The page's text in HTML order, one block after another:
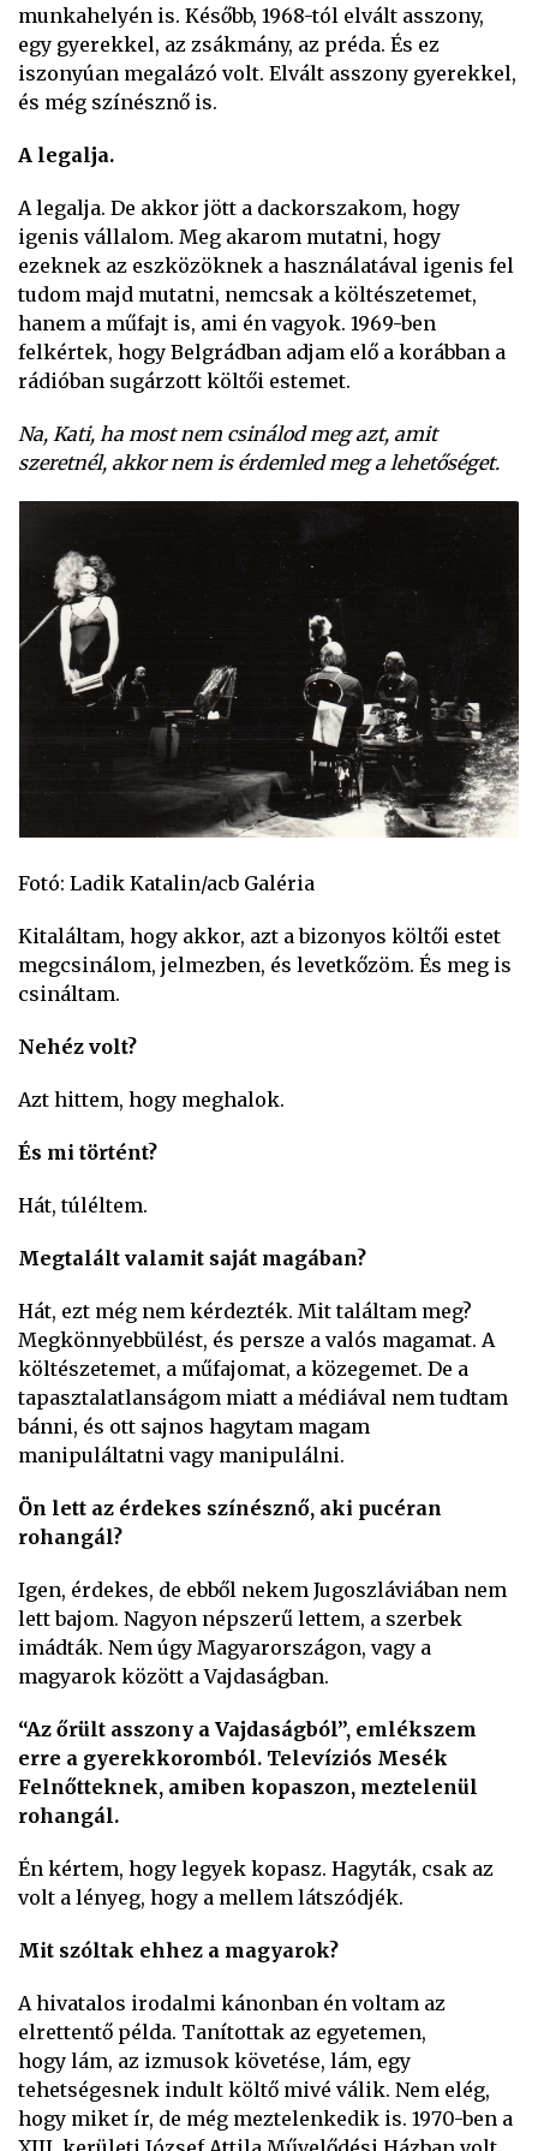
munkahelyén is. Később, 1968-tól elvált asszony,
egy gyerekkel, az zsákmány, az préda. És ez
iszonyúan megalázó volt. Elvált asszony gyerekkel,
és még színésznő is.
A legalja.
A legalja. De akkor jött a dackorszakom, hogy
igenis vállalom. Meg akarom mutatni, hogy
ezeknek az eszközöknek a használatával igenis fel
tudom majd mutatni, nemcsak a költészetemet,
hanem a műfajt is, ami én vagyok. 1969-ben
felkértek, hogy Belgrádban adjam elő a korábban a
rádióban sugárzott költői estemet.
Na, Kati, ha most nem csinálod meg azt, amit
szeretnél, akkor nem is érdemled meg a lehetőséget.
Fotó: Ladik Katalin/acb Galéria
Kitaláltam, hogy akkor, azt a bizonyos költői estet
megcsinálom, jelmezben, és levetkőzöm. És meg is
csináltam.
Nehéz volt?
Azt hittem, hogy meghalok.
És mi történt?
Hát, túléltem.
Megtalált valamit saját magában?
Hát, ezt még nem kérdezték. Mit találtam meg?
Megkönnyebbülést, és persze a valós magamat. A
költészetemet, a műfajomat, a közegemet. De a
tapasztalatlanságom miatt a médiával nem tudtam
bánni, és ott sajnos hagytam magam
manipuláltatni vagy manipulálni.
Ön lett az érdekes színésznő, aki pucéran
rohangál?
Igen, érdekes, de ebből nekem Jugoszláviában nem
lett bajom. Nagyon népszerű lettem, a szerbek
imádták. Nem úgy Magyarországon, vagy a
magyarok között a Vajdaságban.
“Az őrült asszony a Vajdaságból”, emlékszem
erre a gyerekkoromból. Televíziós Mesék
Felnőtteknek, amiben kopaszon, meztelenül
rohangál.
Én kértem, hogy legyek kopasz. Hagyták, csak az
volt a lényeg, hogy a mellem látszódjék.
Mit szóltak ehhez a magyarok?
A hivatalos irodalmi kánonban én voltam az
elrettentő példa. Tanítottak az egyetemen,
hogy lám, az izmusok követése, lám, egy
tehetségesnek indult költő mivé válik. Nem elég,
hogy miket ír, de még meztelenkedik is. 1970-ben a